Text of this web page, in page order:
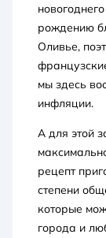
рождению
Оливье,
мы здесь
инфляции.
А для этой
рецепт
степени
которые
города и